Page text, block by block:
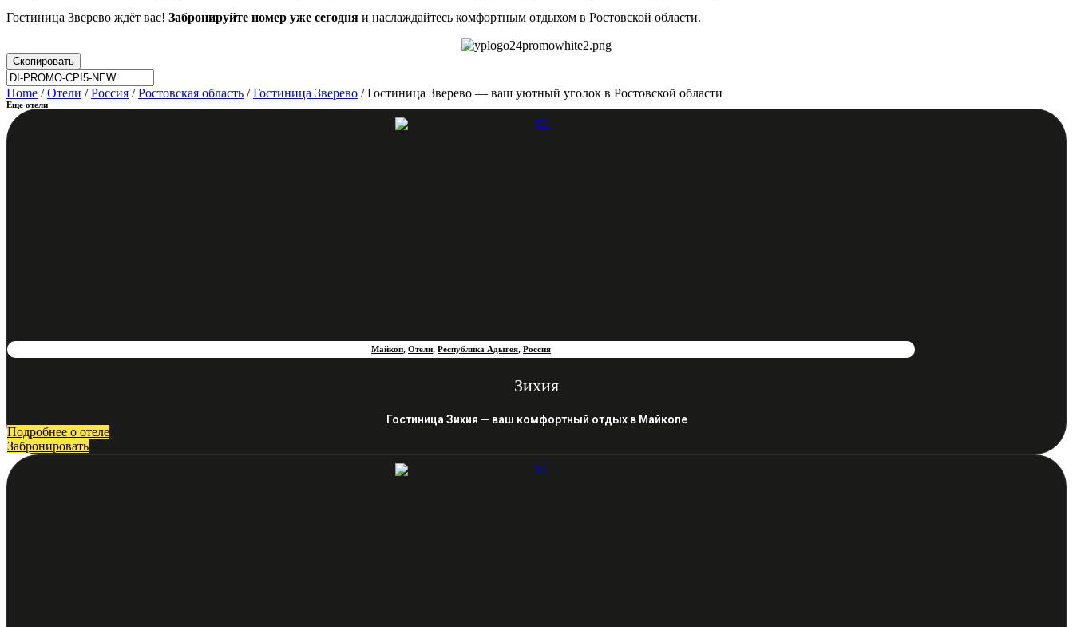
Гостиница Зверево ждёт вас! Забронируйте номер уже сегодня и наслаждайтесь комфортным отдыхом в Ростовской области.
Скопировать
Home /Отели /Россия /Ростовская область /Гостиница Зверево / Гостиница Зверево — ваш уютный уголок в Ростовской области
Еще отели
Майкоп,Отели,Республика Адыгея,Россия
Зихия
Гостиница Зихия — ваш комфортный отдых в Майкопе
Подробнее о отеле
Забронировать